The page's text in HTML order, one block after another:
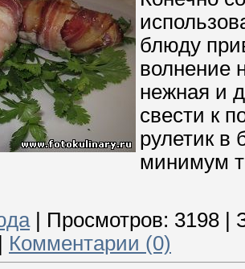
блюду
волнение
нежная и
свести к
рулетик в
минимум
| Просмотров: 3198 |
| Комментарии (0)